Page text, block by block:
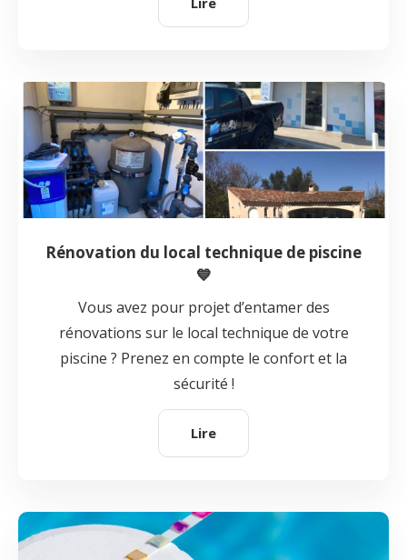
Rénovation du local technique de piscine
💙
Vous avez pour projet d’entamer des
rénovations sur le local technique de votre
piscine ? Prenez en compte le confort et la
sécurité !
Lire